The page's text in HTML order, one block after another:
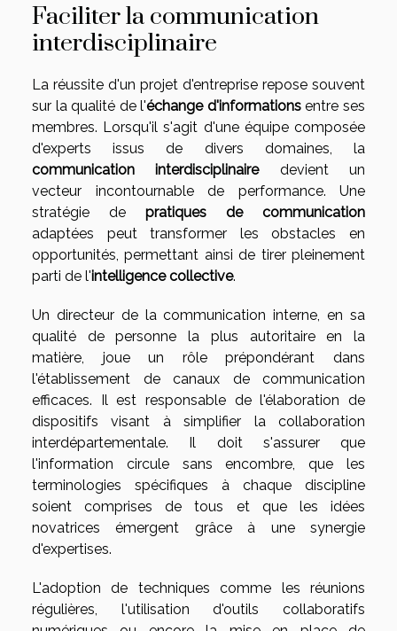
Faciliter la communication
interdisciplinaire
La réussite d'un projet d'entreprise repose souvent
sur la qualité de l'échange d'informationsentre ses
membres. Lorsqu'il s'agit d'une équipe composée
d'experts issus de divers domaines, la
communication interdisciplinairedevient un
vecteur incontournable de performance. Une
stratégie de pratiques de communication
adaptées peut transformer les obstacles en
opportunités, permettant ainsi de tirer pleinement
parti de l'intelligence collective.
Un directeur de la communication interne, en sa
qualité de personne la plus autoritaire en la
matière, joue un rôle prépondérant dans
l'établissement de canaux de communication
efficaces. Il est responsable de l'élaboration de
dispositifs visant à simplifier la collaboration
interdépartementale. Il doit s'assurer que
l'information circule sans encombre, que les
terminologies spécifiques à chaque discipline
soient comprises de tous et que les idées
novatrices émergent grâce à une synergie
d'expertises.
L'adoption de techniques comme les réunions
régulières, l'utilisation d'outils collaboratifs